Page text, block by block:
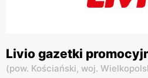
Livio gazetki
(pow. Kościański, woj.